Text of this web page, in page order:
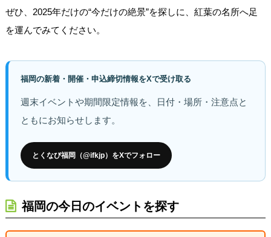
ぜひ、2025年だけの“今だけの絶景”を探しに、紅葉の名所へ足
を運んでみてください。
福岡の新着・開催・申込締切情報をXで受け取る
週末イベントや期間限定情報を、日付・場所・注意点と
ともにお知らせします。
とくなび福岡（@ifkjp）をXでフォロー
福岡の今日のイベントを探す